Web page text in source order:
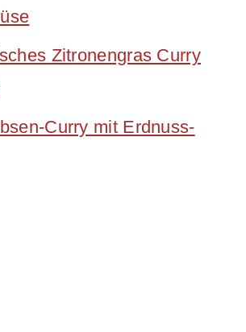
Zitronengras Curry
Curry mit Erdnuss-